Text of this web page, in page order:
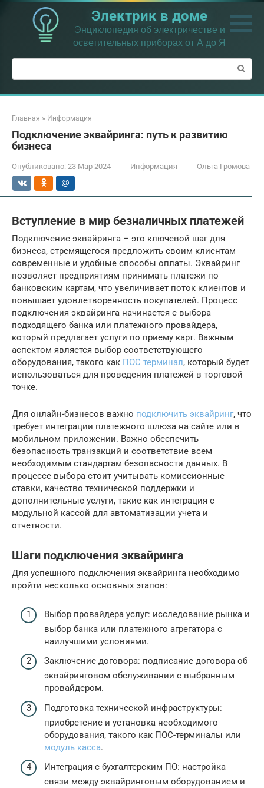
Перейти
контенту
Электрик в доме
Энциклопедия об электричестве и
осветительных приборах от А до Я
Поиск:
Главная » Информация
Подключение эквайринга: путь к развитию
бизнеса
Опубликовано: 23 Мар 2024 Информация Ольга Громова
Вступление в мир безналичных платежей
Подключение эквайринга – это ключевой шаг для
бизнеса, стремящегося предложить своим клиентам
современные и удобные способы оплаты. Эквайринг
позволяет предприятиям принимать платежи по
банковским картам, что увеличивает поток клиентов и
повышает удовлетворенность покупателей. Процесс
подключения эквайринга начинается с выбора
подходящего банка или платежного провайдера,
который предлагает услуги по приему карт. Важным
аспектом является выбор соответствующего
оборудования, такого как ПОС терминал, который будет
использоваться для проведения платежей в торговой
точке.
Для онлайн-бизнесов важно подключить эквайринг, что
требует интеграции платежного шлюза на сайте или в
мобильном приложении. Важно обеспечить
безопасность транзакций и соответствие всем
необходимым стандартам безопасности данных. В
процессе выбора стоит учитывать комиссионные
ставки, качество технической поддержки и
дополнительные услуги, такие как интеграция с
модульной кассой для автоматизации учета и
отчетности.
Шаги подключения эквайринга
Для успешного подключения эквайринга необходимо
пройти несколько основных этапов:
Выбор провайдера услуг: исследование рынка и
выбор банка или платежного агрегатора с
наилучшими условиями.
Заключение договора: подписание договора об
эквайринговом обслуживании с выбранным
провайдером.
Подготовка технической инфраструктуры:
приобретение и установка необходимого
оборудования, такого как ПОС-терминалы или
модуль касса.
Интеграция с бухгалтерским ПО: настройка
связи между эквайринговым оборудованием и